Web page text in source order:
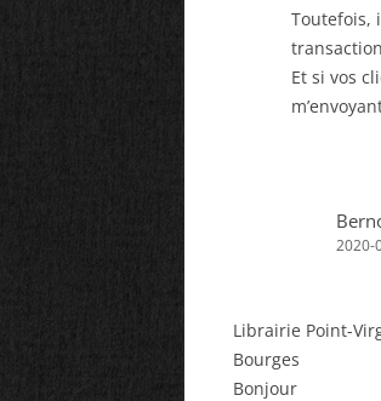
Toutefois,
Et si vos
2020-
Librairie Point-
Bourges
Bonjour